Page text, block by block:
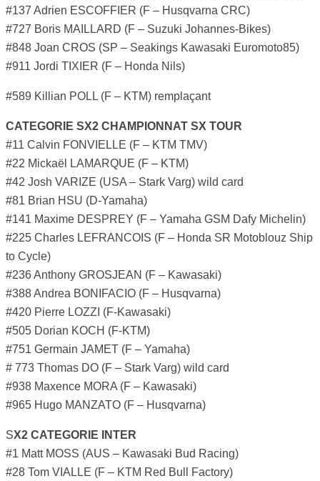
#137 Adrien ESCOFFIER (F – Husqvarna CRC)
#727 Boris MAILLARD (F – Suzuki Johannes-Bikes)
#848 Joan CROS (SP – Seakings Kawasaki Euromoto85)
#911 Jordi TIXIER (F – Honda Nils)
#589 Killian POLL (F – KTM) remplaçant
CATEGORIE SX2 CHAMPIONNAT SX TOUR
#11 Calvin FONVIELLE (F – KTM TMV)
#22 Mickaël LAMARQUE (F – KTM)
#42 Josh VARIZE (USA – Stark Varg) wild card
#81 Brian HSU (D-Yamaha)
#141 Maxime DESPREY (F – Yamaha GSM Dafy Michelin)
#225 Charles LEFRANCOIS (F – Honda SR Motoblouz Ship
to Cycle)
#236 Anthony GROSJEAN (F – Kawasaki)
#388 Andrea BONIFACIO (F – Husqvarna)
#420 Pierre LOZZI (F-Kawasaki)
#505 Dorian KOCH (F-KTM)
#751 Germain JAMET (F – Yamaha)
# 773 Thomas DO (F – Stark Varg) wild card
#938 Maxence MORA (F – Kawasaki)
#965 Hugo MANZATO (F – Husqvarna)
SX2 CATEGORIE INTER
#1 Matt MOSS (AUS – Kawasaki Bud Racing)
#28 Tom VIALLE (F – KTM Red Bull Factory)